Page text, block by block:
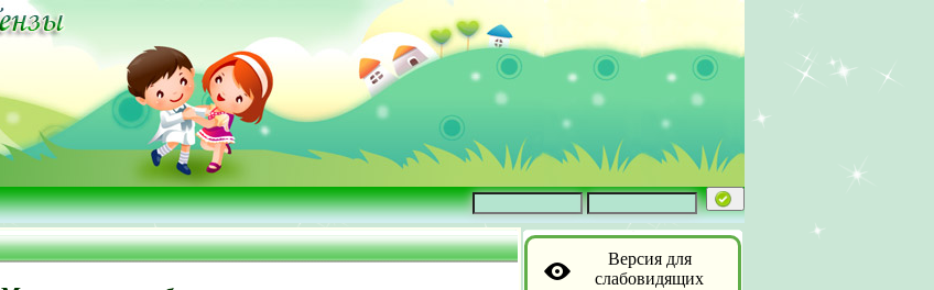
Версия для
слабовидящих